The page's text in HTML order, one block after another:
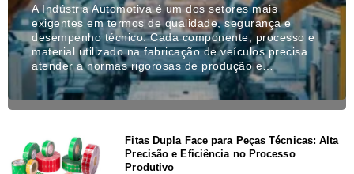
A Indústria Automotiva é um dos setores mais
exigentes em termos de qualidade, segurança e
desempenho técnico. Cada componente, processo e
material utilizado na fabricação de veículos precisa
atender a normas rigorosas de produção e…
Fitas Dupla Face para Peças Técnicas: Alta
Precisão e Eficiência no Processo
Produtivo